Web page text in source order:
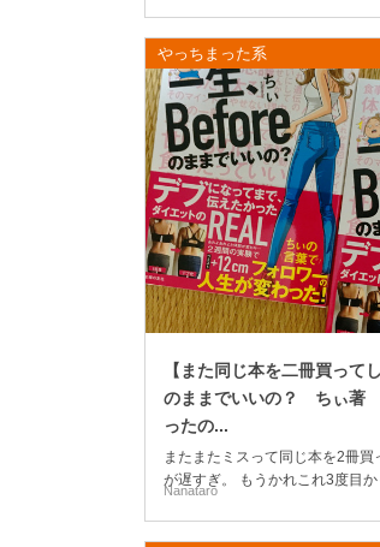
やっちまった系
【また同じ本を二冊買って
のままでいいの？ ちぃ著
ったの...
またまたミスって同じ本を2冊
が遅すぎ。 もうかれこれ3度目
Nanataro